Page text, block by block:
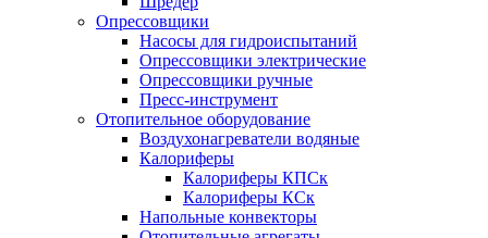
Опрессовщики
Насосы для гидроиспытаний
Опрессовщики электрические
Опрессовщики ручные
Пресс-инструмент
Отопительное оборудование
Воздухонагреватели водяные
Калориферы
Калориферы КПСк
Калориферы КСк
Напольные конвекторы